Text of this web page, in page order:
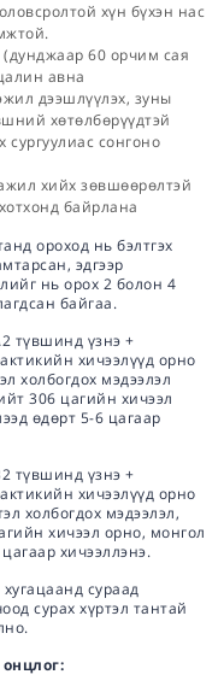
хүн бүхэн нас
60 орчим сая
авна
дээшлүүлэх, зуны
хөтөлбөрүүдтэй
сургуулиас сонгоно
хийх зөвшөөрөлтэй
байрлана
ороход нь бэлтгэх
эдгээр
нь орох 2 болон 4
байгаа.
түвшинд үзнэ +
хичээлүүд орно
холбогдох мэдээлэл
306 цагийн хичээл
өдөрт 5-6 цагаар
түвшинд үзнэ +
хичээлүүд орно
холбогдох мэдээлэл,
хичээл орно, монгол
хичээллэнэ.
сураад
сурах хүртэл тантай